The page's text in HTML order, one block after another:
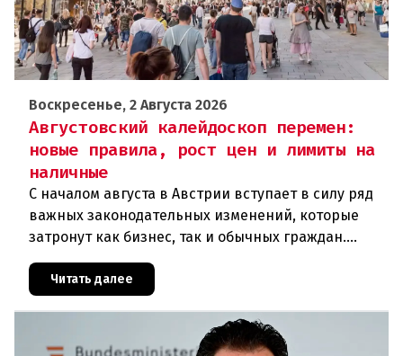
Воскресенье, 2 Августа 2026
Августовский калейдоскоп перемен:
новые правила, рост цен и лимиты на
наличные
С началом августа в Австрии вступает в силу ряд
важных законодательных изменений, которые
затронут как бизнес, так и обычных граждан.
Ключевые нововведения сконцентрированы в
строительном секторе и сф
Читать далее